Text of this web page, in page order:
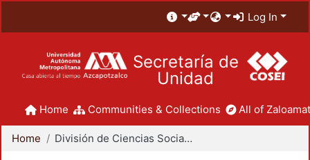
Log In
Secretaría de
Unidad
Home Communities & Collections All of
Home División de Ciencias Sociales y Humanidades